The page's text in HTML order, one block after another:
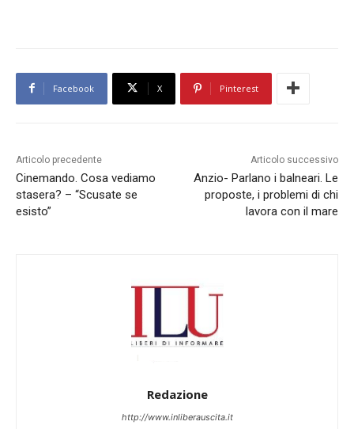
Facebook X Pinterest
Articolo precedente
Cinemando. Cosa vediamo
stasera? – “Scusate se
esisto”
Articolo successivo
Anzio- Parlano i balneari. Le
proposte, i problemi di chi
lavora con il mare
Redazione
http://www.inliberauscita.it